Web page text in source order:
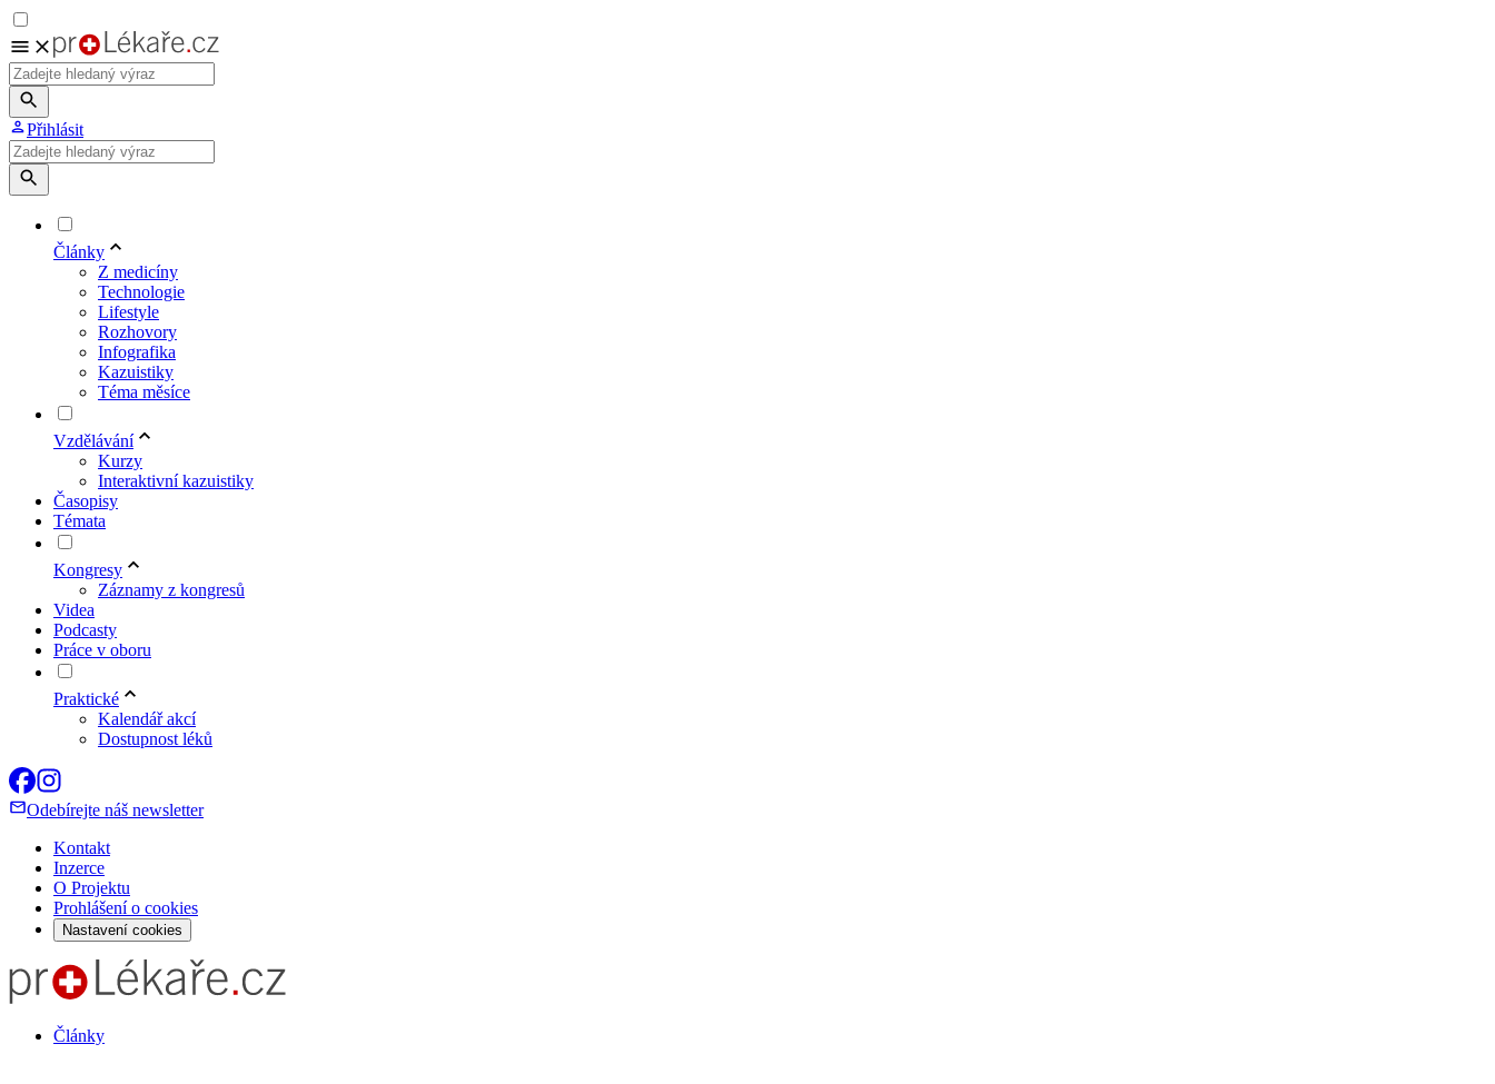
Přihlásit
Články
Z medicíny
Technologie
Lifestyle
Rozhovory
Infografika
Kazuistiky
Téma měsíce
Vzdělávání
Kurzy
Interaktivní kazuistiky
Časopisy
Témata
Kongresy
Záznamy z kongresů
Videa
Podcasty
Práce v oboru
Praktické
Kalendář akcí
Dostupnost léků
Odebírejte náš newsletter
Kontakt
Inzerce
O Projektu
Prohlášení o cookies
Nastavení cookies
Články